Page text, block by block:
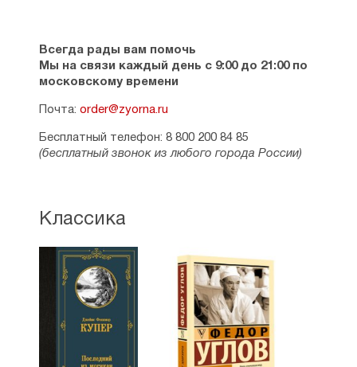
Всегда рады вам помочь
Мы на связи каждый день с 9:00 до 21:00 по
московскому времени
Почта: order@zyorna.ru
Бесплатный телефон: 8 800 200 84 85
(бесплатный звонок из любого города России)
Классика